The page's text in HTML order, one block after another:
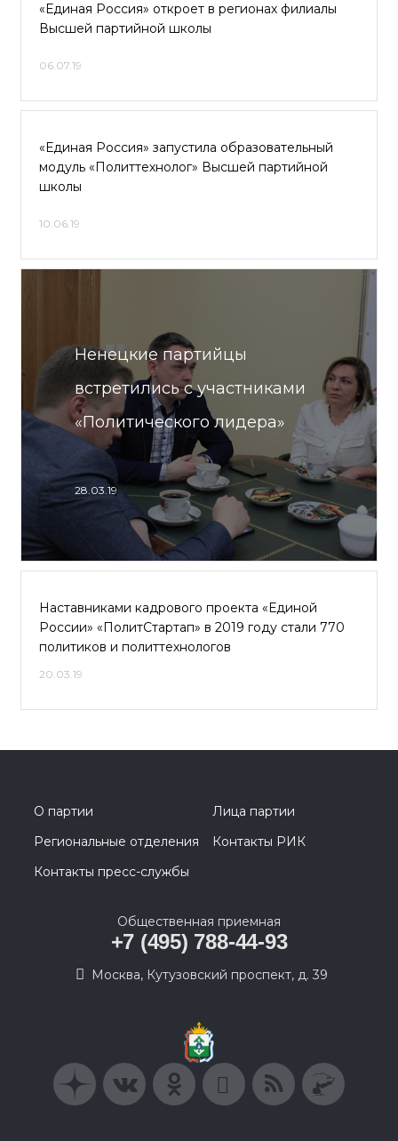
«Единая Россия» откроет в регионах филиалы
Высшей партийной школы
06.07.19
«Единая Россия» запустила образовательный
модуль «Политтехнолог» Высшей партийной
школы
10.06.19
Ненецкие партийцы
встретились с участниками
«Политического лидера»
28.03.19
Наставниками кадрового проекта «Единой
России» «ПолитСтартап» в 2019 году стали 770
политиков и политтехнологов
20.03.19
О партии
Лица партии
Региональные отделения
Контакты РИК
Контакты пресс-службы
Общественная приемная
+7 (495) 788-44-93
Москва, Кутузовский проспект, д. 39